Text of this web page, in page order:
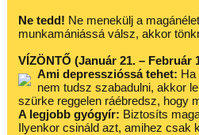
Ne tedd! Ne menekülj a
munkamániássá válsz, akkor
VÍZÖNTŐ (Január 21. – Február
Ami depresszióssá tehet: Ha
nem tudsz szabadulni, akkor
szürke reggelen ráébredsz, hogy
A legjobb gyógyír: Biztosíts
Ilyenkor csináld azt, amihez csak